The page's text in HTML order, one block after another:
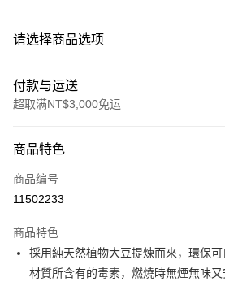
请选择商品选项
付款与运送
超取满NT$3,000免运
信用卡一次付款
超商取货付款
Apple Pay
街口支付
商品特色
商品编号
11502233
商品特色
採用純天然植物大豆提煉而來，環保
材質所含有的毒素，燃燒時無煙無味